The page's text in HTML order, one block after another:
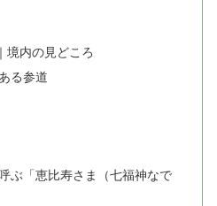
境内の見どころ
る参道
ぶ「恵比寿さま（七福神なで